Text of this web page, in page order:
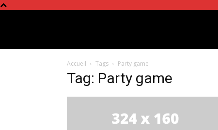
Accueil Tags Party game
Tag: Party game